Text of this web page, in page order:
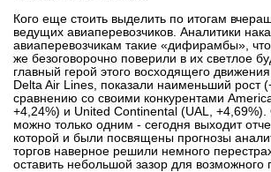
Кого еще стоить выделить по итогам
ведущих авиаперевозчиков. Аналитики
авиаперевозчикам такие «дифирамбы»,
же безоговорочно поверили в их светлое
главный герой этого восходящего
Delta Air Lines, показали наименьший рост
сравнению со своими конкурентами
+4,24%) и United Continental (UAL, +4,69%).
можно только одним - сегодня выходит
которой и были посвящены прогнозы
торгов наверное решили немного
оставить небольшой зазор для возможного